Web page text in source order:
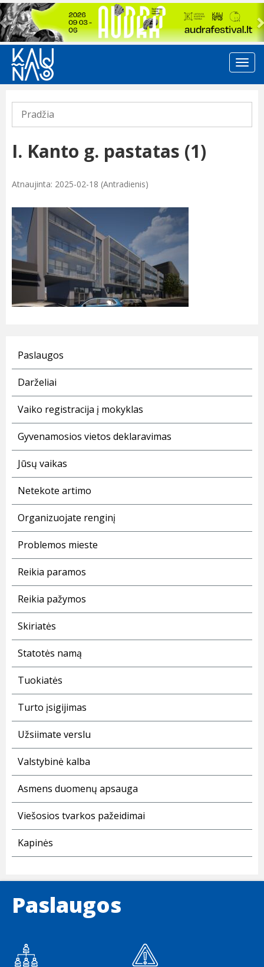
Previous
Pradžia
I. Kanto g. pastatas (1)
Atnaujinta: 2025-02-18 (Antradienis)
Paslaugos
Darželiai
Vaiko registracija į mokyklas
Gyvenamosios vietos deklaravimas
Jūsų vaikas
Netekote artimo
Organizuojate renginį
Problemos mieste
Reikia paramos
Reikia pažymos
Skiriatės
Statotės namą
Tuokiatės
Turto įsigijimas
Užsiimate verslu
Valstybinė kalba
Asmens duomenų apsauga
Viešosios tvarkos pažeidimai
Kapinės
Paslaugos